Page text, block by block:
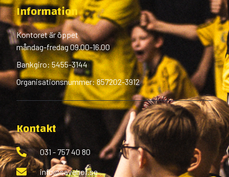
Information
Kontoret är öppet
måndag-fredag 09.00-16.00
Bankgiro: 5455-3144
Organisationsnummer: 857202-3912
Kontakt
031 - 757 40 80
info@savehof.se